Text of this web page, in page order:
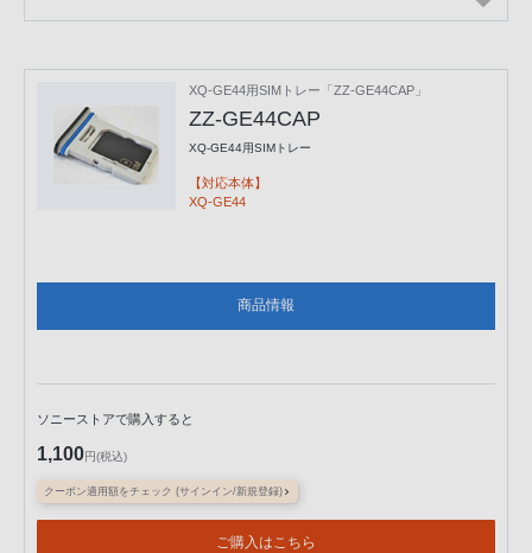
XQ-GE44用SIMトレー「ZZ-GE44CAP」
ZZ-GE44CAP
XQ-GE44用SIMトレー
【対応本体】
XQ-GE44
商品情報
ソニーストアで購入すると
1,100円(税込)
クーポン適用額をチェック (サインイン/新規登録)
ご購入はこちら